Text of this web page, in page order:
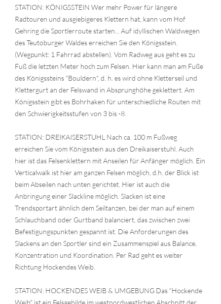
STATION: KÖNIGSSTEIN Wer mehr Power für längere
Radtouren und ausgiebigeres Klettern hat, kann vom Hof
Gehring die Sportlerroute starten... Auf idyllischen Waldwegen
des Teutoburger Waldes erreichen Sie den Königsstein.
(Wegpunkt: 1 Fahrrad abstellen). Vom Radweg aus geht es zu
Fuß die letzten Meter hoch zum Felsen. Hier kann man am Fuße
des Königssteins "Bouldern", d. h. es wird ohne Kletterseil und
Klettergurt an der Felswand in Absprunghöhe geklettert. Am
Königsstein gibt es Bohrhaken für unterschiedliche Routen mit
den Schwierigkeitsstufen von 3 bis -8.
STATION: DREIKAISERSTUHL Nach ca. 100 m Fußweg
erreichen Sie vom Königsstein aus den Dreikaiserstuhl. Auch
hier ist das Felsenklettern mit Anseilen für Anfänger möglich. Ein
Verticalwalk ist hier am ganzen Felsen möglich, d.h. der Blick ist
beim Abseilen nach unten gerichtet. Hier ist auch die
Anbringung einer Slackline möglich. Slacken ist eine
Trendsportart ähnlich dem Seiltanzen, bei der man auf einem
Schlauchband oder Gurtband balanciert, das zwischen zwei
Befestigungspunkten gespannt ist. Die Anforderungen des
Slackens an den Sportler sind ein Zusammenspiel aus Balance,
Konzentration und Koordination. Per Rad geht es weiter
Richtung Hockendes Weib.
STATION: HOCKENDES WEIB & UMGEBUNG Das "Hockende
Weib" ist ein Felsgebilde im westnordwestlichen Abschnitt der